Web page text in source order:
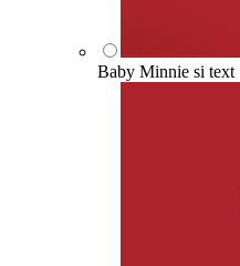
Baby Minnie si text